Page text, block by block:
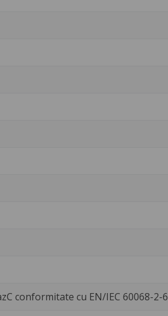
conformitate cu EN/IEC 60068-2-6